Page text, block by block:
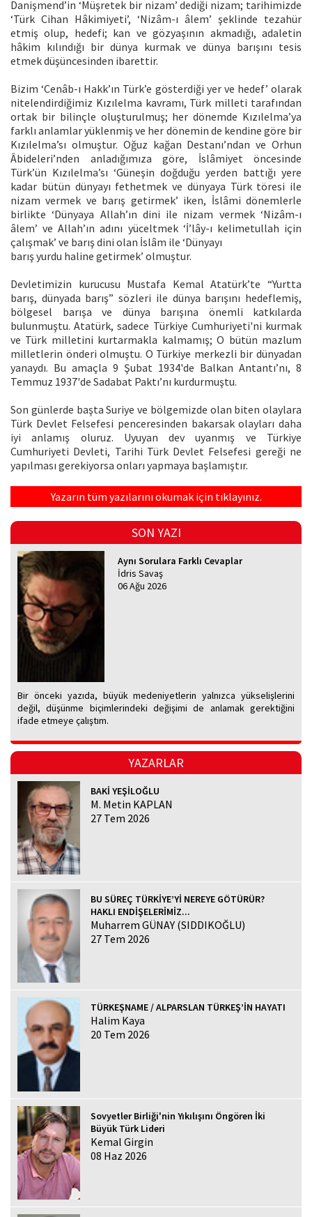
Danişmend’in ‘Müşretek bir nizam’ dediği nizam; tarihimizde
‘Türk Cihan Hâkimiyeti’, ‘Nizâm-ı âlem’ şeklinde tezahür
etmiş olup, hedefi; kan ve gözyaşının akmadığı, adaletin
hâkim kılındığı bir dünya kurmak ve dünya barışını tesis
etmek düşüncesinden ibarettir.
Bizim ‘Cenâb-ı Hakk’ın Türk’e gösterdiği yer ve hedef’ olarak
nitelendirdiğimiz Kızılelma kavramı, Türk milleti tarafından
ortak bir bilinçle oluşturulmuş; her dönemde Kızılelma’ya
farklı anlamlar yüklenmiş ve her dönemin de kendine göre bir
Kızılelma’sı olmuştur. Oğuz kağan Destanı’ndan ve Orhun
Âbideleri’nden anladığımıza göre, İslâmiyet öncesinde
Türk’ün Kızılelma’sı ‘Güneşin doğduğu yerden battığı yere
kadar bütün dünyayı fethetmek ve dünyaya Türk töresi ile
nizam vermek ve barış getirmek’ iken, İslâmi dönemlerle
birlikte ‘Dünyaya Allah’ın dini ile nizam vermek ‘Nizâm-ı
âlem’ ve Allah’ın adını yüceltmek ‘İ’lây-ı kelimetullah için
çalışmak’ ve barış dini olan İslâm ile ‘Dünyayı
barış yurdu haline getirmek’ olmuştur.
Devletimizin kurucusu Mustafa Kemal Atatürk’te “Yurtta
barış, dünyada barış” sözleri ile dünya barışını hedeflemiş,
bölgesel barışa ve dünya barışına önemli katkılarda
bulunmuştu. Atatürk, sadece Türkiye Cumhuriyeti'ni kurmak
ve Türk milletini kurtarmakla kalmamış; O bütün mazlum
milletlerin önderi olmuştu. O Türkiye merkezli bir dünyadan
yanaydı. Bu amaçla 9 Şubat 1934'de Balkan Antantı’nı, 8
Temmuz 1937'de Sadabat Paktı’nı kurdurmuştu.
Son günlerde başta Suriye ve bölgemizde olan biten olaylara
Türk Devlet Felsefesi penceresinden bakarsak olayları daha
iyi anlamış oluruz. Uyuyan dev uyanmış ve Türkiye
Cumhuriyeti Devleti, Tarihi Türk Devlet Felsefesi gereği ne
yapılması gerekiyorsa onları yapmaya başlamıştır.
Yazarın tüm yazılarını okumak için tıklayınız.
SON YAZI
Aynı Sorulara Farklı Cevaplar
İdris Savaş
06 Ağu 2026
Bir önceki yazıda, büyük medeniyetlerin yalnızca yükselişlerini
değil, düşünme biçimlerindeki değişimi de anlamak gerektiğini
ifade etmeye çalıştım.
YAZARLAR
BAKİ YEŞİLOĞLU
M. Metin KAPLAN
27 Tem 2026
BU SÜREÇ TÜRKİYE’Yİ NEREYE GÖTÜRÜR?
HAKLI ENDİŞELERİMİZ...
Muharrem GÜNAY (SIDDIKOĞLU)
27 Tem 2026
TÜRKEŞNAME / ALPARSLAN TÜRKEŞ’İN HAYATI
Halim Kaya
20 Tem 2026
Sovyetler Birliği'nin Yıkılışını Öngören İki
Büyük Türk Lideri
Kemal Girgin
08 Haz 2026